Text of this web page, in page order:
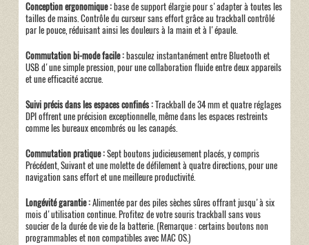
Conception ergonomique :base de support élargie pour s'adapter à toutes les
tailles de mains. Contrôle du curseur sans effort grâce au trackball contrôlé
par le pouce, réduisant ainsi les douleurs à la main et à l'épaule.
Commutation bi-mode facile :basculez instantanément entre Bluetooth et
USB d'une simple pression, pour une collaboration fluide entre deux appareils
et une efficacité accrue.
Suivi précis dans les espaces confinés :Trackball de 34 mm et quatre réglages
DPI offrent une précision exceptionnelle, même dans les espaces restreints
comme les bureaux encombrés ou les canapés.
Commutation pratique :Sept boutons judicieusement placés, y compris
Précédent, Suivant et une molette de défilement à quatre directions, pour une
navigation sans effort et une meilleure productivité.
Longévité garantie :Alimentée par des piles sèches sûres offrant jusqu'à six
mois d'utilisation continue. Profitez de votre souris trackball sans vous
soucier de la durée de vie de la batterie. (Remarque : certains boutons non
programmables et non compatibles avec MAC OS.)